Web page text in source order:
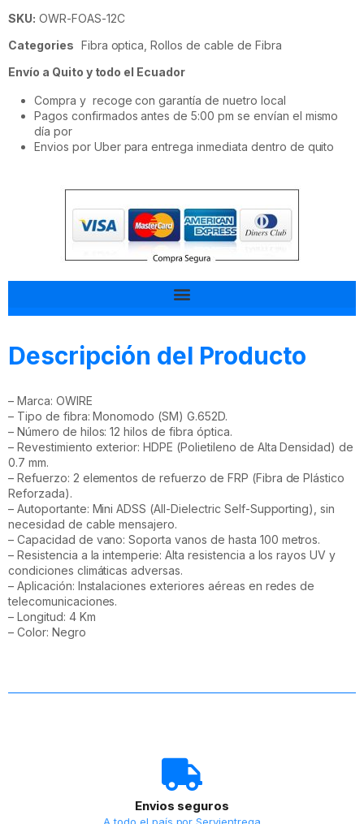
SKU: OWR-FOAS-12C
Categories Fibra optica ,Rollos de cable de Fibra
Envío a Quito y todo el Ecuador
Compra y recoge con garantía de nuetro local
Pagos confirmados antes de 5:00 pm se envían el mismo
día por
Envios por Uber para entrega inmediata dentro de quito
Descripción del Producto
– Marca: OWIRE
– Tipo de fibra: Monomodo (SM) G.652D.
– Número de hilos: 12 hilos de fibra óptica.
– Revestimiento exterior: HDPE (Polietileno de Alta Densidad) de
0.7 mm.
– Refuerzo: 2 elementos de refuerzo de FRP (Fibra de Plástico
Reforzada).
– Autoportante: Mini ADSS (All-Dielectric Self-Supporting), sin
necesidad de cable mensajero.
– Capacidad de vano: Soporta vanos de hasta 100 metros.
– Resistencia a la intemperie: Alta resistencia a los rayos UV y
condiciones climáticas adversas.
– Aplicación: Instalaciones exteriores aéreas en redes de
telecomunicaciones.
– Longitud: 4 Km
– Color: Negro
Envios seguros
A todo el país por Servientrega